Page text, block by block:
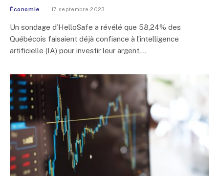
Économie 17 septembre 2023
Un sondage d’HelloSafe a révélé que 58,24% des
Québécois faisaient déjà confiance à l’intelligence
artificielle (IA) pour investir leur argent.…